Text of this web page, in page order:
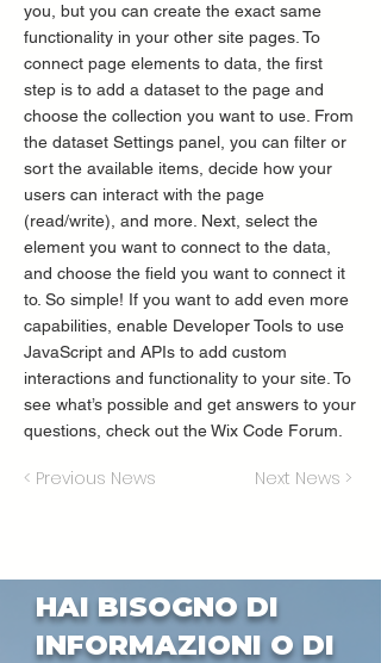
you, but you can create the exact same
functionality in your other site pages. To
connect page elements to data, the first
step is to add a dataset to the page and
choose the collection you want to use. From
the dataset Settings panel, you can filter or
sort the available items, decide how your
users can interact with the page
(read/write), and more. Next, select the
element you want to connect to the data,
and choose the field you want to connect it
to. So simple! If you want to add even more
capabilities, enable Developer Tools to use
JavaScript and APIs to add custom
interactions and functionality to your site. To
see what’s possible and get answers to your
questions, check out the Wix Code Forum.
< Previous News Next News >
HAI BISOGNO DI
INFORMAZIONI O DI